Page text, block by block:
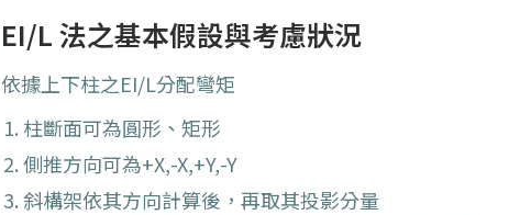
EI/L 法之基本假設與考慮狀況
依據上下柱之EI/L分配彎矩
柱斷面可為圓形、矩形
側推方向可為+X,-X,+Y,-Y
斜構架依其方向計算後，再取其投影分量